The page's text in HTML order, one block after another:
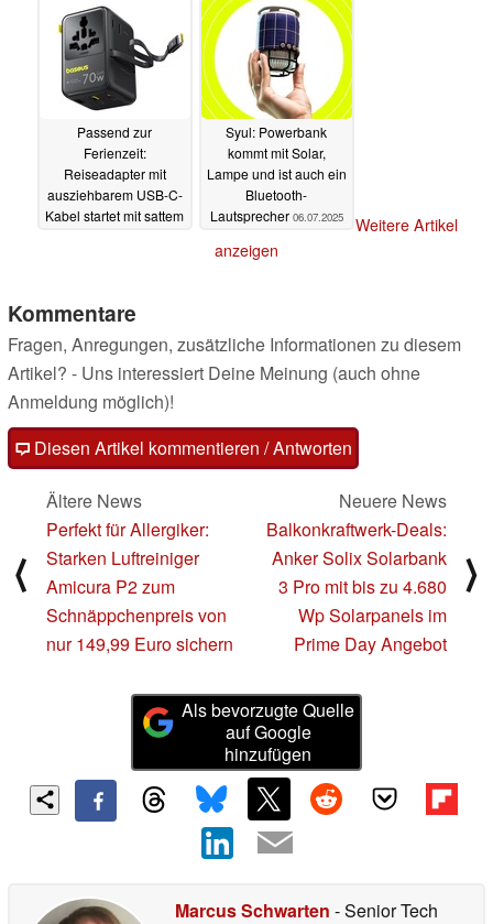
Passend zur
Ferienzeit:
Reiseadapter mit
ausziehbarem USB-C-
Kabel startet mit sattem
Syul: Powerbank
kommt mit Solar,
Lampe und ist auch ein
Bluetooth-
Lautsprecher 06.07.2025
Weitere Artikel
anzeigen
Kommentare
Fragen, Anregungen, zusätzliche Informationen zu diesem
Artikel? - Uns interessiert Deine Meinung (auch ohne
Anmeldung möglich)!
Diesen Artikel kommentieren / Antworten
⟨
Ältere News
Perfekt für Allergiker:
Starken Luftreiniger
Amicura P2 zum
Schnäppchenpreis von
nur 149,99 Euro sichern
Neuere News
Balkonkraftwerk-Deals:
Anker Solix Solarbank
3 Pro mit bis zu 4.680
Wp Solarpanels im
Prime Day Angebot
⟩
Als bevorzugte Quelle
auf Google
hinzufügen
Marcus Schwarten - Senior Tech